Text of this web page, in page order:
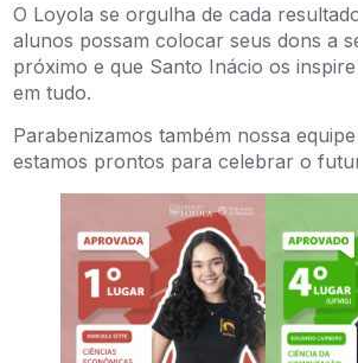
O Loyola se orgulha de cada
alunos possam colocar seus dons a
próximo e que Santo Inácio os
em tudo.
Parabenizamos também nossa
estamos prontos para celebrar o